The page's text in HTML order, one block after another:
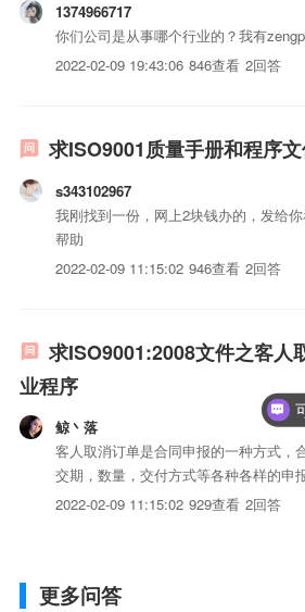
1374966717
你们公司是从事哪个行业的？我有
2022-02-09 19:43:06 846查看 2回答
求ISO9001质量手册和程序
s343102967
我刚找到一份，网上2块钱办的，发给
帮助
2022-02-09 11:15:02 946查看 2回答
求ISO9001:2008文件之客人
业程序
鲸丶落
客人取消订单是合同申报的一种方式，
交期，数量，交付方式等各种各样的申
同申报管理规定可以找到很多。
2022-02-09 11:15:02 929查看 2回答
更多问答